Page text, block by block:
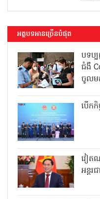
អត្ថបទអានច្រើនបំផុត
បទប្ប
ជំងឺ
ចូលម
បើកកិ
វៀត
អន្ត